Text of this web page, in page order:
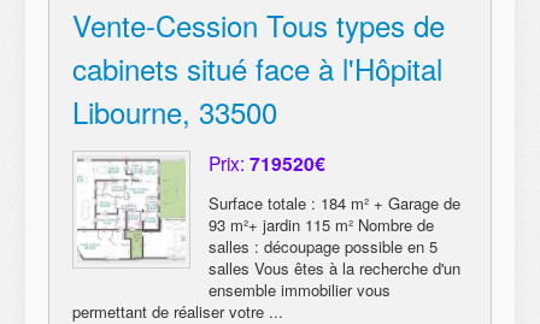
Vente-Cession Tous types de
cabinets situé face à l'Hôpital
Libourne, 33500
Prix: 719520€
Surface totale : 184 m² + Garage de
93 m²+ jardin 115 m² Nombre de
salles : découpage possible en 5
salles Vous êtes à la recherche d'un
ensemble immobilier vous
permettant de réaliser votre ...